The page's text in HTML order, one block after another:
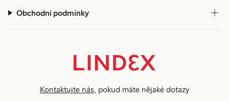
Obchodní podmínky
Kontaktujte nás , pokud máte nějaké dotazy